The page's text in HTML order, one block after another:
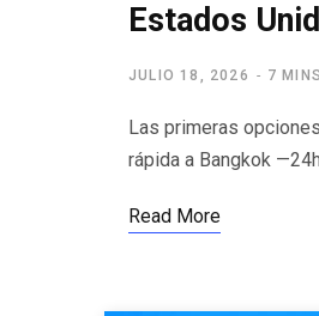
Estados
JULIO 18, 2026 7
Las primeras
rápida a Bangkok
Read More